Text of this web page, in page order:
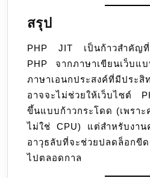
สรุป
PHP JIT เป็นก้าวสำคัญที่
PHP จากภาษาเขียนเว็บแ
ภาษาเอนกประสงค์ที่มีปร
อาจจะไม่ช่วยให้เว็บไซต์
ขึ้นแบบก้าวกระโดด (เพรา
ไม่ใช่ CPU) แต่สำหรับงา
อาวุธลับที่จะช่วยปลดล็อกขี
ไปตลอดกาล